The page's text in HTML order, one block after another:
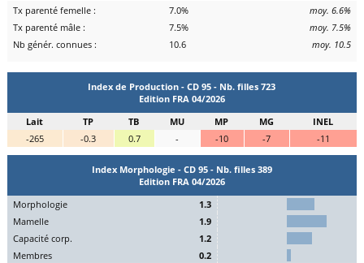
Tx parenté femelle : 7.0%
moy. 6.6%
Tx parenté mâle :
7.5%
moy. 7.5%
Nb génér. connues :
10.6 moy. 10.5
Index de Production - CD 95 - Nb. filles 723
Edition FRA 04/2026
Lait
TP TB MU MP MG
INEL
-265
-0.3 0.7 - -10 -7 -11
Index Morphologie - CD 95 - Nb. filles 389
Edition FRA 04/2026
Morphologie
1.3
Mamelle
1.9
Capacité corp.
1.2
Membres 0.2